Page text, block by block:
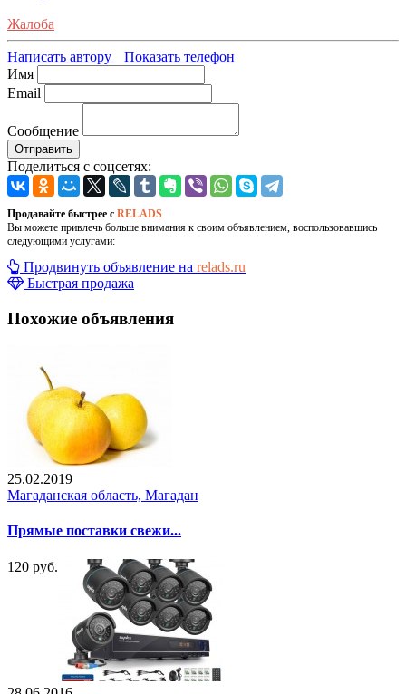
Жалоба
Написать автору
Показать телефон
Имя
Email
Сообщение
Отправить
Поделиться с соцсетях:
Продавайте быстрее с RELADS
Вы можете привлечь больше внимания к своим объявлением, воспользовавшись
следующими услугами:
Продвинуть объявление на relads.ru
Быстрая продажа
Похожие объявления
25.02.2019
Магаданская область, Магадан
Прямые поставки свежи...
120 руб.